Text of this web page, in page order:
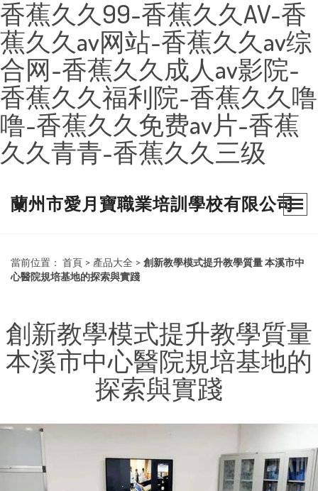
香蕉久久99-香蕉久久AV-香
蕉久久av网站-香蕉久久av综
合网-香蕉久久成人av影院-
香蕉久久福利院-香蕉久久噜
噜-香蕉久久免费av片-香蕉
久久青青-香蕉久久三级
蘭州市愛月寶職業培訓學校有限公司
當前位置： 首頁 > 產品大全 > 創新教學模式提升教學質量 本溪市中
心醫院規培基地的探索與實踐
創新教學模式提升教學質量
本溪市中心醫院規培基地的
探索與實踐